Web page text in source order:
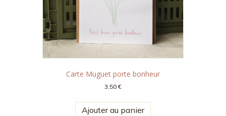
Carte Muguet porte bonheur
3,50€
Ajouter au panier